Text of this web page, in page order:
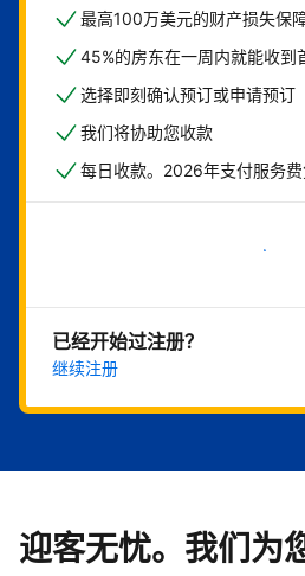
最高100万美元的财产损失保
45%的房东在一周内就能收到
选择即刻确认预订或申请预订
我们将协助您收款
每日收款。2026年支付服务
立即开始
已经开始过注册？
继续注册
迎客无忧。我们为